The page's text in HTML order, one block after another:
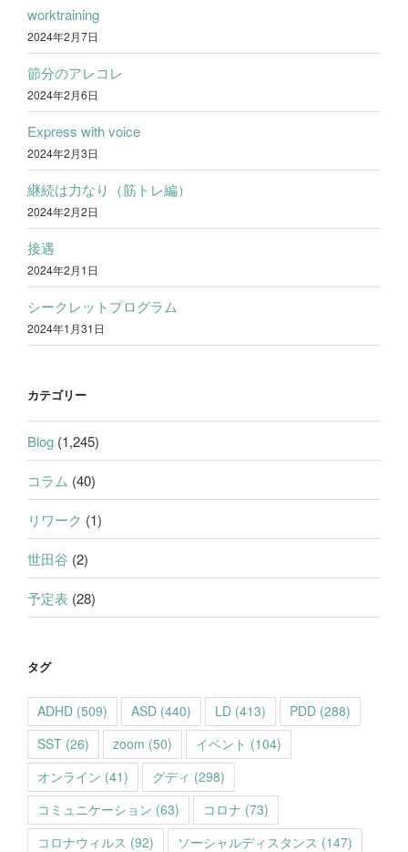
worktraining
2024年2月7日
節分のアレコレ
2024年2月6日
Express with voice
2024年2月3日
継続は力なり（筋トレ編）
2024年2月2日
接遇
2024年2月1日
シークレットプログラム
2024年1月31日
カテゴリー
Blog (1,245)
コラム (40)
リワーク (1)
世田谷 (2)
予定表 (28)
タグ
ADHD (509) ASD (440) LD (413) PDD (288)
SST (26) zoom (50) イベント (104)
オンライン (41) グディ (298)
コミュニケーション (63) コロナ (73)
コロナウィルス (92) ソーシャルディスタンス (147)